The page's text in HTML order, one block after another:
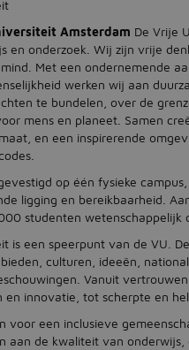
Amsterdam De Vrije
en onderzoek. Wij zijn vrije
Met een ondernemende
werken wij aan
te bundelen, over de
mens en planeet. Samen
en een inspirerende
op één fysieke
ligging en bereikbaarheid.
studenten wetenschappelijk
is een speerpunt van de VU.
culturen, ideeën,
Vanuit
en innovatie, tot scherpte en
voor een inclusieve
aan de kwaliteit van onderwijs,